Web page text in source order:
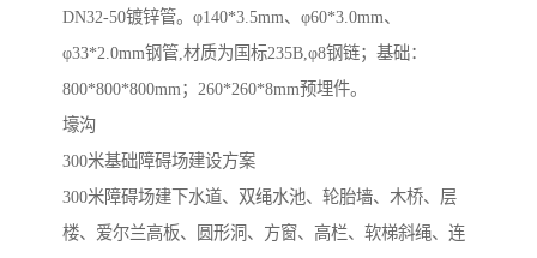
DN32-50镀锌管。φ140*3.5mm、φ60*3.0mm、
φ33*2.0mm钢管,材质为国标235B,φ8钢链；基础：
800*800*800mm；260*260*8mm预埋件。
壕沟
300米基础障碍场建设方案
300米障碍场建下水道、双绳水池、轮胎墙、木桥、层
楼、爱尔兰高板、圆形洞、方窗、高栏、软梯斜绳、连